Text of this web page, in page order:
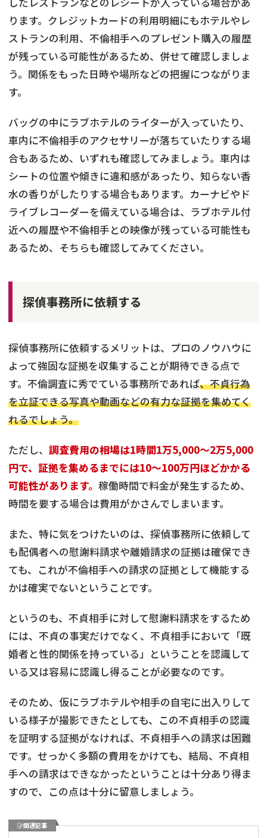
ります。クレジットカードの利用明細にもホテルやレ
ストランの利用、不倫相手へのプレゼント購入の履歴
が残っている可能性があるため、併せて確認しましょ
う。関係をもった日時や場所などの把握につながりま
す。
バッグの中にラブホテルのライターが入っていたり、
車内に不倫相手のアクセサリーが落ちていたりする場
合もあるため、いずれも確認してみましょう。車内は
シートの位置や傾きに違和感があったり、知らない香
水の香りがしたりする場合もあります。カーナビやド
ライブレコーダーを備えている場合は、ラブホテル付
近への履歴や不倫相手との映像が残っている可能性も
あるため、そちらも確認してみてください。
探偵事務所に依頼する
探偵事務所に依頼するメリットは、プロのノウハウに
よって強固な証拠を収集することが期待できる点で
す。不倫調査に秀でている事務所であれば、不貞行為
を立証できる写真や動画などの有力な証拠を集めてく
れるでしょう。
ただし、 調査費用の相場は1時間1万5,000～2万5,000
円で、証拠を集めるまでには10～100万円ほどかかる
可能性があります。 稼働時間で料金が発生するため、
時間を要する場合は費用がかさんでしまいます。
また、特に気をつけたいのは、探偵事務所に依頼して
も配偶者への慰謝料請求や離婚請求の証拠は確保でき
ても、これが不倫相手への請求の証拠として機能する
かは確実でないということです。
というのも、不貞相手に対して慰謝料請求をするため
には、不貞の事実だけでなく、不貞相手において「既
婚者と性的関係を持っている」ということを認識して
いる又は容易に認識し得ることが必要なのです。
そのため、仮にラブホテルや相手の自宅に出入りして
いる様子が撮影できたとしても、この不貞相手の認識
を証明する証拠がなければ、不貞相手への請求は困難
です。せっかく多額の費用をかけても、結局、不貞相
手への請求はできなかったということは十分あり得ま
すので、この点は十分に留意しましょう。
関連記事